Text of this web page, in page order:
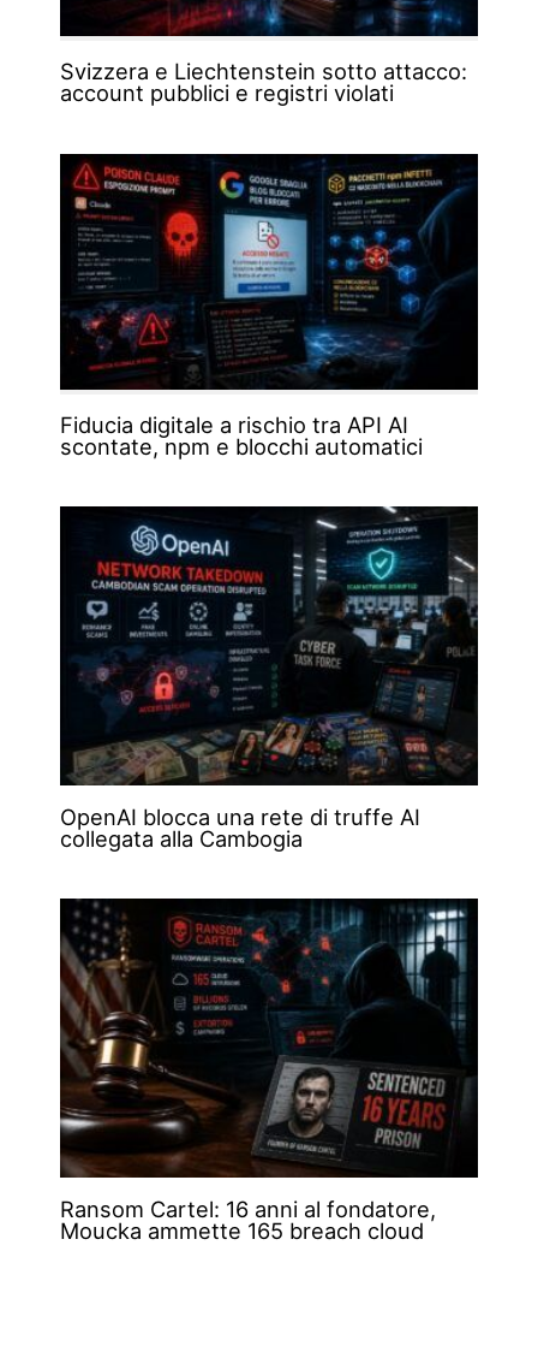
Svizzera e Liechtenstein sotto attacco:
account pubblici e registri violati
Fiducia digitale a rischio tra API AI
scontate, npm e blocchi automatici
OpenAI blocca una rete di truffe AI
collegata alla Cambogia
Ransom Cartel: 16 anni al fondatore,
Moucka ammette 165 breach cloud